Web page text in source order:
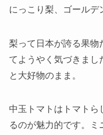
にっこり梨、ゴールデ
梨って日本が誇る果物
てようやく気づきまし
と大好物のまま。
中玉トマトはトマトら
るのが魅力的です。